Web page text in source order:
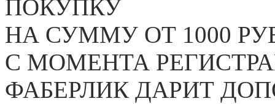
ПОКУПКУ
НА СУММУ ОТ 1000
С МОМЕНТА
ФАБЕРЛИК ДАРИТ